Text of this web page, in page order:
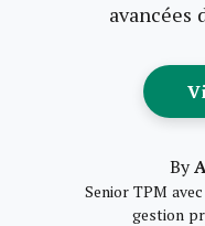
avancées
By
Senior TPM
gestion